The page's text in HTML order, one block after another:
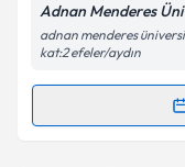
Kişisel
Metni'ni
Adnan Menderes
adnan menderes
kat:2 efeler/aydın
Randevu